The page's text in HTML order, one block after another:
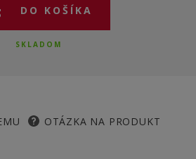
DO KOŠÍKA
SKLADOM
OTÁZKA NA PRODUKT